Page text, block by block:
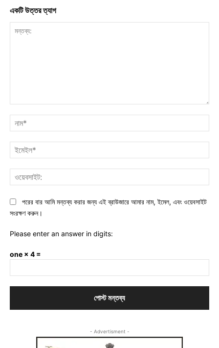
একটি উত্তর ত্যাগ
পরের বার আমি মন্তব্য করার জন্য এই ব্রাউজারে আমার নাম, ইমেল, এবং ওয়েবসাইট
সংরক্ষণ করুন।
Please enter an answer in digits:
one × 4 =
- Advertisment -